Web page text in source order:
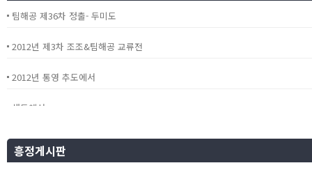
팀해공 제36차 정출- 두미도
2012년 제3차 조조&팀해공 교류전
2012년 통영 추도에서
생도에서
동원크릴컵 참가기
흥정게시판